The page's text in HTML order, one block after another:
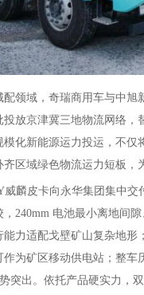
领域，奇瑞商用车与中旭
放京津冀三地物流网络
模化新能源运力投运，不
区域绿色物流运力短板，
威麟皮卡向永华集团集中
240mm 电池最小离地间
力适配戈壁矿山复杂地形
作为矿区移动供电站；整
突出。依托产品硬实力，